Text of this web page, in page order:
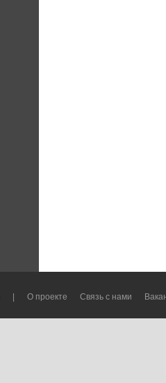
О проекте Связь с нами